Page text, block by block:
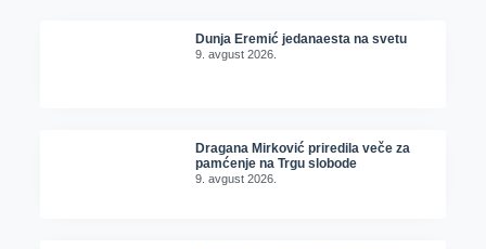
Dunja Eremić jedanaesta na svetu
9. avgust 2026.
Dragana Mirković priredila veče za
pamćenje na Trgu slobode
9. avgust 2026.